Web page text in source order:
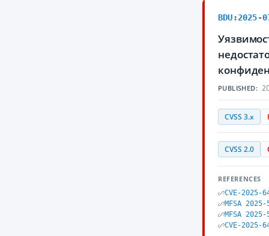
BDU:2025-
PUBLISHED:
CVSS 3.x
CVSS 2.0
REFERENCES
CVE-2025-
MFSA 2025-
MFSA 2025-
CVE-2025-